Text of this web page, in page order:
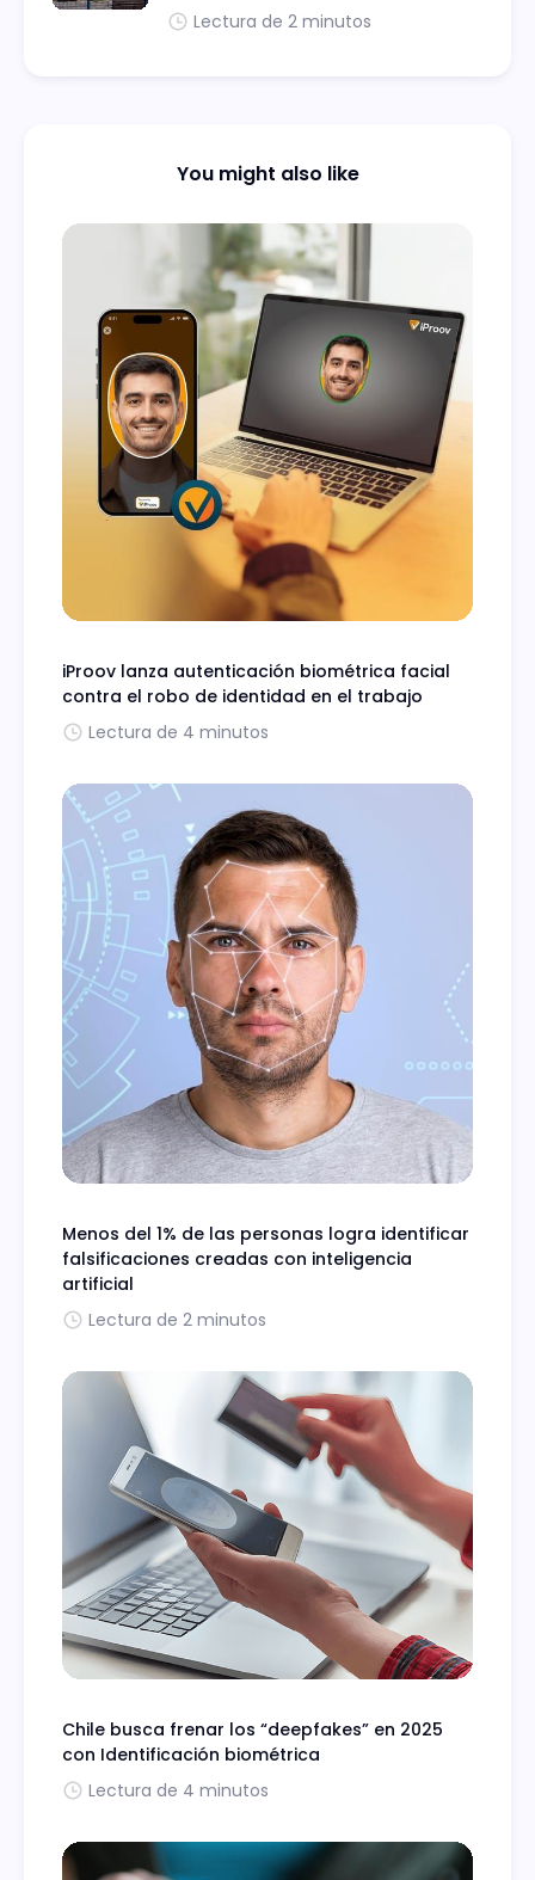
Lectura de 2 minutos
You might also like
iProov lanza autenticación biométrica facial
contra el robo de identidad en el trabajo
Lectura de 4 minutos
Menos del 1% de las personas logra identificar
falsificaciones creadas con inteligencia
artificial
Lectura de 2 minutos
Chile busca frenar los “deepfakes” en 2025
con Identificación biométrica
Lectura de 4 minutos